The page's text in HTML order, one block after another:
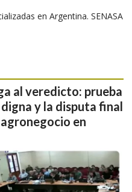
en Argentina. SENASA
al veredicto: prueba
y la disputa final
en